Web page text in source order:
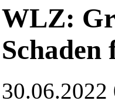
WLZ:
30.06.2022